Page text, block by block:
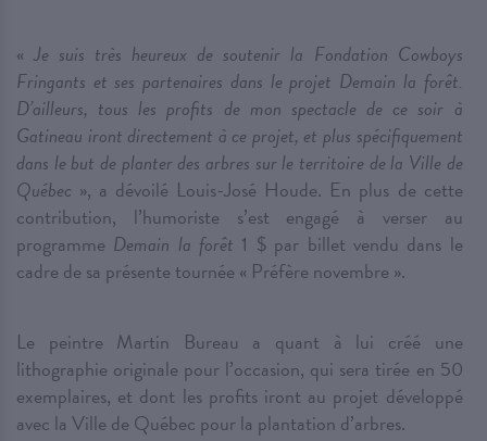
«Je suis très heureux de soutenir la Fondation Cowboys
Fringants et ses partenaires dans le projet Demain la forêt.
D’ailleurs, tous les profits de mon spectacle de ce soir à
Gatineau iront directement à ce projet, et plus spécifiquement
dans le but de planter des arbres sur le territoire de la Ville de
Québec », a dévoilé Louis-José Houde. En plus de cette
contribution, l’humoriste s’est engagé à verser au
programme Demain la forêt 1 $ par billet vendu dans le
cadre de sa présente tournée « Préfère novembre ».
Le peintre Martin Bureau a quant à lui créé une
lithographie originale pour l’occasion, qui sera tirée en 50
exemplaires, et dont les profits iront au projet développé
avec la Ville de Québec pour la plantation d’arbres.